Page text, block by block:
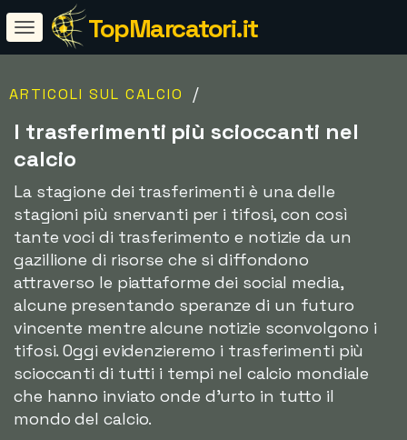
TopMarcatori.it
ARTICOLI SUL CALCIO /
I trasferimenti più scioccanti nel
calcio
La stagione dei trasferimenti è una delle
stagioni più snervanti per i tifosi, con così
tante voci di trasferimento e notizie da un
gazillione di risorse che si diffondono
attraverso le piattaforme dei social media,
alcune presentando speranze di un futuro
vincente mentre alcune notizie sconvolgono i
tifosi. Oggi evidenzieremo i trasferimenti più
scioccanti di tutti i tempi nel calcio mondiale
che hanno inviato onde d'urto in tutto il
mondo del calcio.